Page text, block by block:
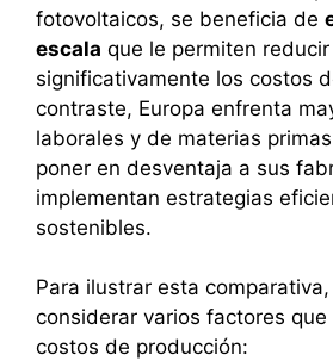
fotovoltaicos, se beneficia de
escala que le permiten reducir
significativamente los costos
contraste, Europa enfrenta
laborales y de materias
poner en desventaja a sus
implementan estrategias
sostenibles.
Para ilustrar esta
considerar varios factores
costos de producción: